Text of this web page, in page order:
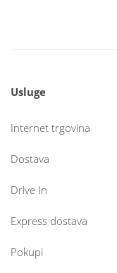
Usluge
Internet trgovina
Dostava
Drive In
Express dostava
Pokupi